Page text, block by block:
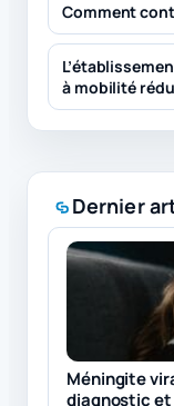
Dernier
Méningite
diagnostic
Comment
à mobilité